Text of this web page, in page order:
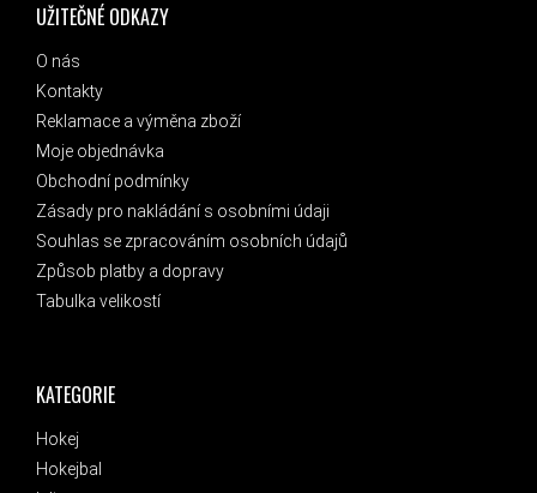
KATEGORIE
Hokej
Hokejbal
UŽITEČNÉ ODKAZY
O nás
Kontakty
Reklamace a výměna zboží
Moje objednávka
Obchodní podmínky
Zásady pro nakládání s osobními údaji
Souhlas se zpracováním osobních údajů
Způsob platby a dopravy
Tabulka velikostí